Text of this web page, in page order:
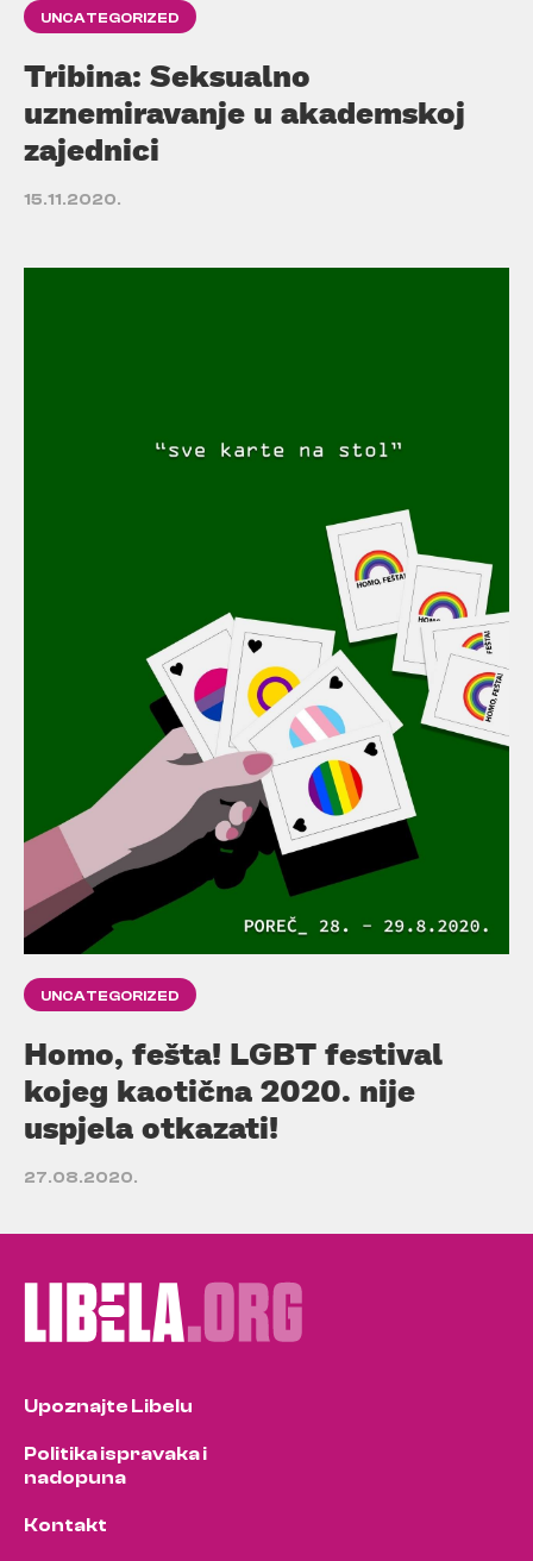
UNCATEGORIZED
Tribina: Seksualno
uznemiravanje u akademskoj
zajednici
15.11.2020.
UNCATEGORIZED
Homo, fešta! LGBT festival
kojeg kaotična 2020. nije
uspjela otkazati!
27.08.2020.
Upoznajte Libelu
Politika ispravaka i
nadopuna
Kontakt